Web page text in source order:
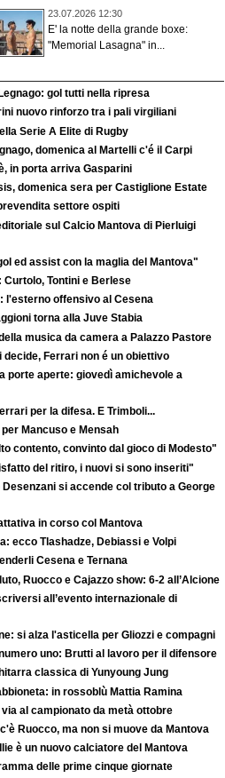
23.07.2026 12:30
E' la notte della grande boxe:
"Memorial Lasagna" in...
gol tutti nella ripresa
nuovo rinforzo tra i pali virgiliani
Serie A Elite di Rugby
domenica al Martelli c'é il Carpi
in porta arriva Gasparini
domenica sera per Castiglione Estate
settore ospiti
sul Calcio Mantova di Pierluigi
ed assist con la maglia del Mantova"
Tontini e Berlese
l'esterno offensivo al Cesena
torna alla Juve Stabia
musica da camera a Palazzo Pastore
Ferrari non é un obiettivo
porte aperte: giovedì amichevole a
per la difesa. E Trimboli...
Mancuso e Mensah
contento, convinto dal gioco di Modesto"
del ritiro, i nuovi si sono inseriti"
si accende col tributo a George
in corso col Mantova
ecco Tlashadze, Debiassi e Volpi
Cesena e Ternana
Ruocco e Cajazzo show: 6-2 all’Alcione
all’evento internazionale di
si alza l'asticella per Gliozzi e compagni
uno: Brutti al lavoro per il difensore
classica di Yunyoung Jung
in rossoblù Mattia Ramina
al campionato da metà ottobre
Ruocco, ma non si muove da Mantova
è un nuovo calciatore del Mantova
delle prime cinque giornate